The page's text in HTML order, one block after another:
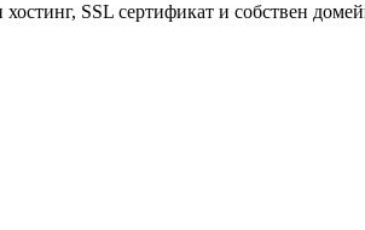
SSL сертификат и собствен